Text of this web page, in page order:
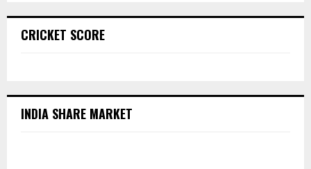
CRICKET SCORE
INDIA SHARE MARKET